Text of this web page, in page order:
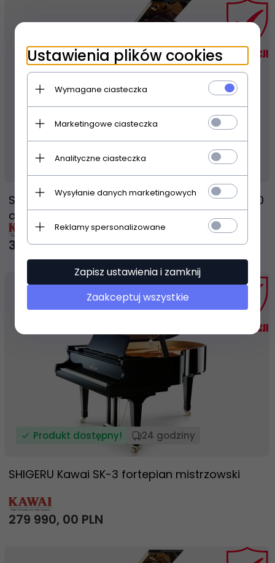
Produkt dostępny! 14 dni
SHIGERU Kawai SK-5 fortepian mistrzowski 200
cm
329 990,00PLN
Produkt dostępny! 24 godziny
SHIGERU Kawai SK-3 fortepian mistrzowski
279 990, 00 PLN
Ustawienia plików cookies
Wymagane ciasteczka
Marketingowe ciasteczka
Analityczne ciasteczka
Wysyłanie danych marketingowych
Reklamy spersonalizowane
Zapisz ustawienia i zamknij
Zaakceptuj wszystkie